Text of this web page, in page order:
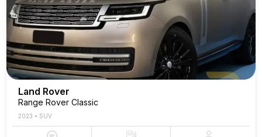
Land Rover
Range Rover Classic
2023 • SUV